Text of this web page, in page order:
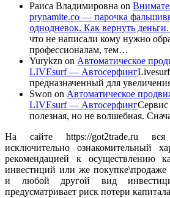
Раиса Владимировна on
prynamite.co — парочка
однодневок. Как вернуть
что не написали кому нужно
профессионалам, тем…
Yurykzn on Автоматическое
LIVEsurf — Автосерфинг
предназначенный для
Swon on Автоматическое
LIVEsurf — Автосерфинг
полезная, но не волшебная.
На сайте https://got2trade.ru
исключительно ознакомительный
рекомендацией к осуществлению
инвестиций или же покупке\продаже
и любой другой вид
предусматривает риск потери